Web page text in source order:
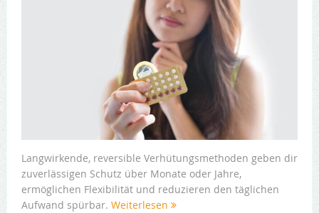
Langwirkende, reversible Verhütungsmethoden geben dir
zuverlässigen Schutz über Monate oder Jahre,
ermöglichen Flexibilität und reduzieren den täglichen
Aufwand spürbar. Weiterlesen